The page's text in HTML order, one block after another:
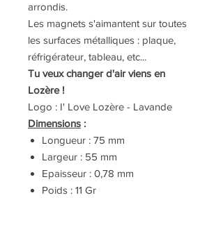
arrondis.
Les magnets s'aimantent sur toutes
les surfaces métalliques : plaque,
réfrigérateur, tableau, etc...
Tu veux changer d'air viens en
Lozère !
Logo : I' Love Lozère - Lavande
Dimensions :
Longueur : 75 mm
Largeur : 55 mm
Epaisseur : 0,78 mm
Poids : 11 Gr